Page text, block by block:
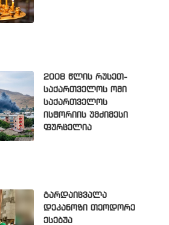
2008 წლის რუსეთ-
საქართველოს ომი
საქართველოს
ისტორიის უმძიმესი
ფურცელია
გარდაიცვალა
დეკანოზი თეოდორე
ესებუა